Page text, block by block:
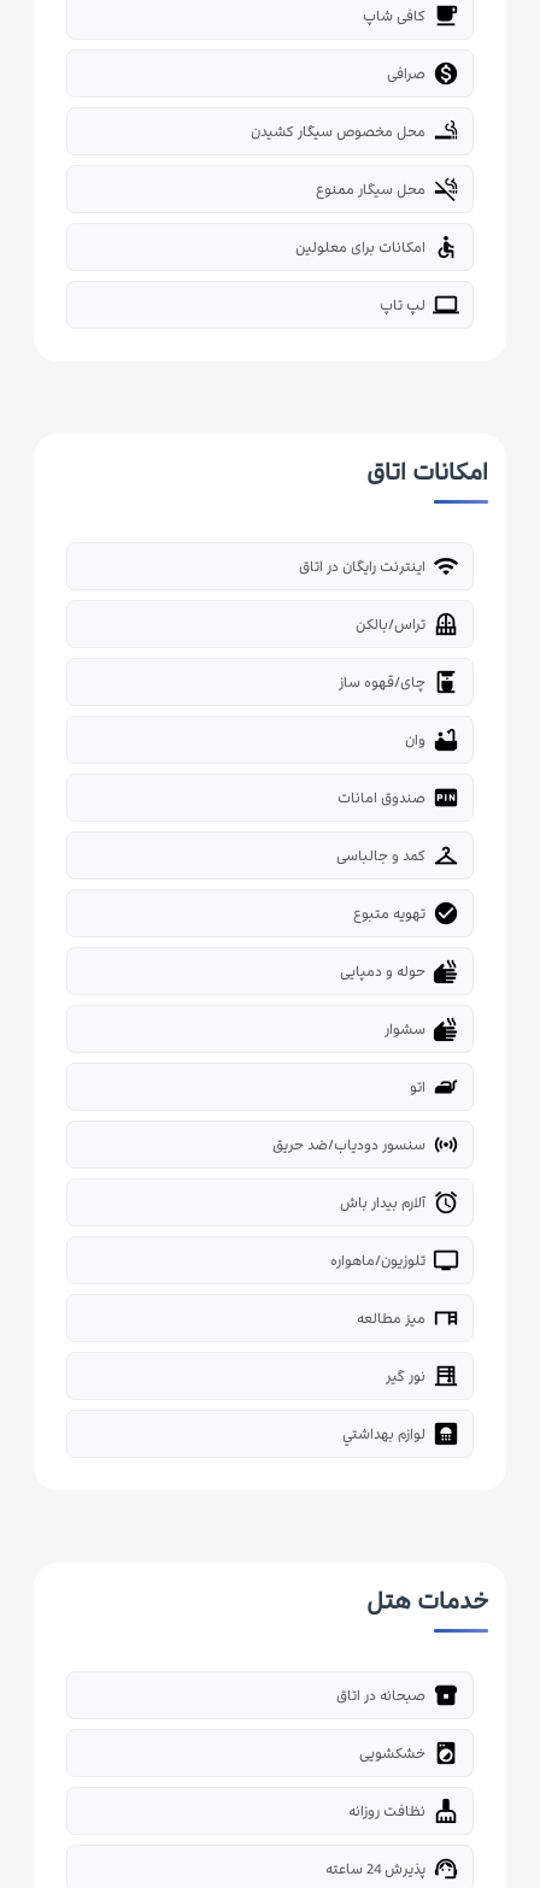
local_cafe کافی شاپ
 صرافی
smoking_rooms محل مخصوص سیگار کشیدن
smoke_free محل سیگار ممنوع
accessible امکانات برای معلولین
laptop لپ تاپ
امکانات اتاق
wifi اینترنت رایگان در اتاق
balcony تراس/بالکن
coffee_maker چای/قهوه ساز
bathtub وان
fiber_pin صندوق امانات
checkroom کمد و جالباسی
check_circle تهویه متبوع
dry حوله و دمپایی
dry سشوار
iron اتو
sensors سنسور دودیاب/ضد حریق
alarm آلارم بیدار باش
tv تلوزیون/ماهواره
desk میز مطالعه
blinds نور گیر
bathroom لوازم بهداشتي
خدمات هتل
breakfast_dining صبحانه در اتاق
local_laundry_service خشکشویی
cleaning_services نظافت روزانه
support_agent پذیرش 24 ساعته